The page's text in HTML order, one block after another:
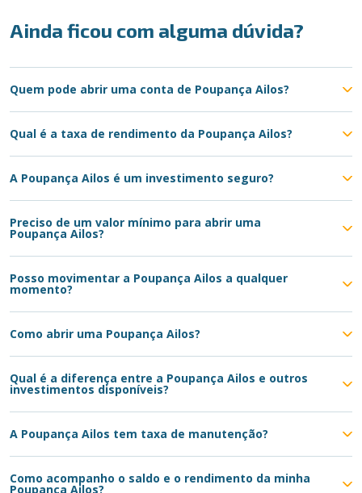
Ainda ficou com alguma dúvida?
Quem pode abrir uma conta de Poupança Ailos?
Qual é a taxa de rendimento da Poupança Ailos?
A Poupança Ailos é um investimento seguro?
Preciso de um valor mínimo para abrir uma
Poupança Ailos?
Posso movimentar a Poupança Ailos a qualquer
momento?
Como abrir uma Poupança Ailos?
Qual é a diferença entre a Poupança Ailos e outros
investimentos disponíveis?
A Poupança Ailos tem taxa de manutenção?
Como acompanho o saldo e o rendimento da minha
Poupança Ailos?